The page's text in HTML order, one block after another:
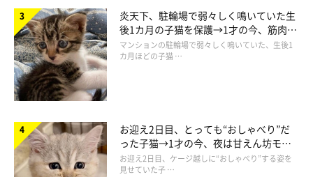
■会社員から刺繍作家へ転身 虹の橋へ旅立
った愛猫・ローズちゃんが原動力に
炎天下、駐輪場で弱々しく鳴いていた生
後1カ月の子猫を保護→1才の今、筋肉質
でツンデレなコに成長
マンションの駐輪場で弱々しく鳴いていた、生後1
カ月ほどの子猫 …
お迎え2日目、とっても“おしゃべり”だ
った子猫→1才の今、夜は甘えん坊モー
ドになるコに成長！
お迎え2日目、ケージ越しに“おしゃべり”する姿を
見せていた子 …